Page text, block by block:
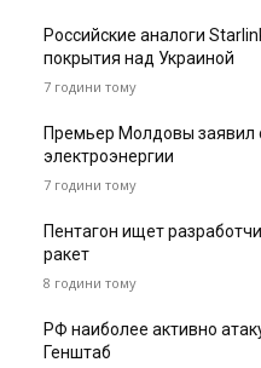
Российские аналоги
покрытия над Украиной
7 години тому
Премьер Молдовы заявил
электроэнергии
7 години тому
Пентагон ищет
ракет
8 години тому
РФ наиболее активно
Генштаб